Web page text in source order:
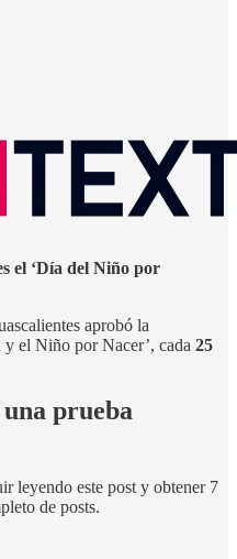
el ‘Día del Niño por
aprobó la
el Niño por Nacer’, cada 25
prueba
leyendo este post y obtener 7
de posts.